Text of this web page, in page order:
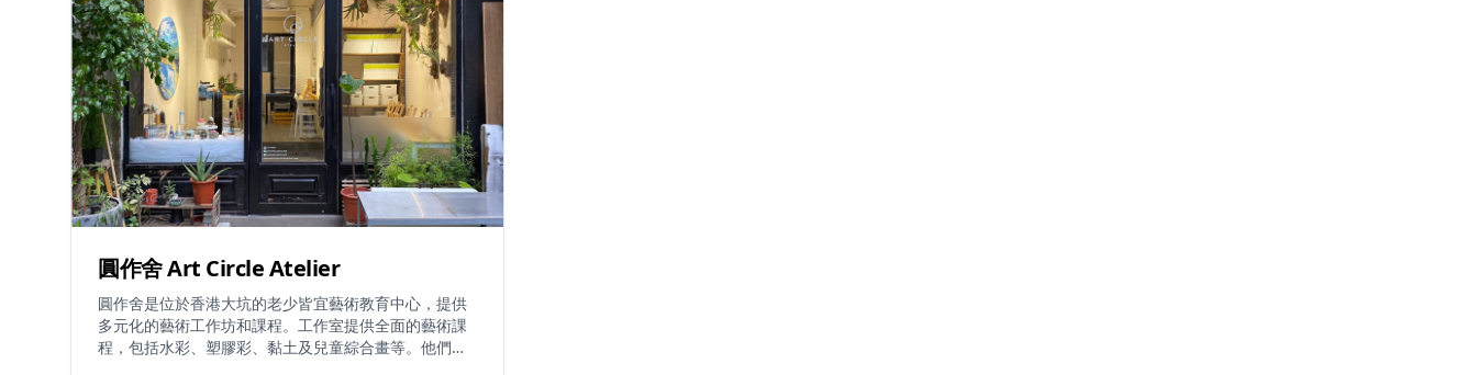
圓作舍 Art Circle Atelier
圓作舍是位於香港大坑的老少皆宜藝術教育中心，提供
多元化的藝術工作坊和課程。工作室提供全面的藝術課
程，包括水彩、塑膠彩、黏土及兒童綜合畫等。他們定